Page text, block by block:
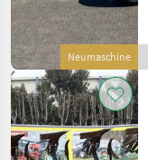
Neumaschine